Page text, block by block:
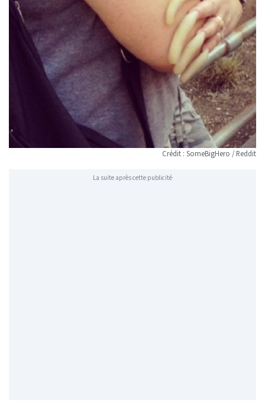
Crédit : SomeBigHero / Reddit
La suite après cette publicité